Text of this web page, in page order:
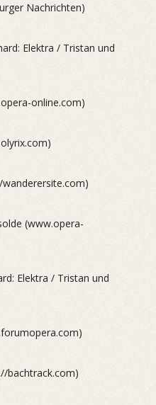
Nachrichten)
Elektra / Tristan und
online.com)
wanderersite.com)
(www.opera-
Elektra / Tristan und
bachtrack.com)